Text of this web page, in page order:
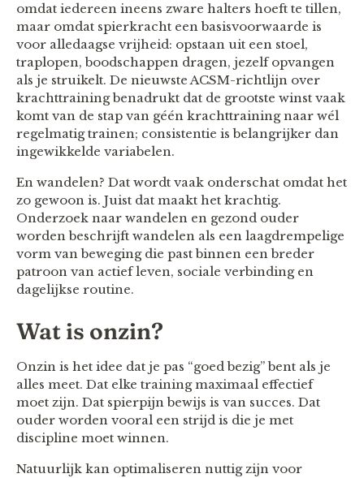
omdat iedereen ineens zware halters hoeft te tillen,
maar omdat spierkracht een basisvoorwaarde is
voor alledaagse vrijheid: opstaan uit een stoel,
traplopen, boodschappen dragen, jezelf opvangen
als je struikelt. De nieuwste ACSM-richtlijn over
krachttraining benadrukt dat de grootste winst vaak
komt van de stap van géén krachttraining naar wél
regelmatig trainen; consistentie is belangrijker dan
ingewikkelde variabelen.
En wandelen? Dat wordt vaak onderschat omdat het
zo gewoon is. Juist dat maakt het krachtig.
Onderzoek naar wandelen en gezond ouder
worden beschrijft wandelen als een laagdrempelige
vorm van beweging die past binnen een breder
patroon van actief leven, sociale verbinding en
dagelijkse routine.
Wat is onzin?
Onzin is het idee dat je pas “goed bezig” bent als je
alles meet. Dat elke training maximaal effectief
moet zijn. Dat spierpijn bewijs is van succes. Dat
ouder worden vooral een strijd is die je met
discipline moet winnen.
Natuurlijk kan optimaliseren nuttig zijn voor